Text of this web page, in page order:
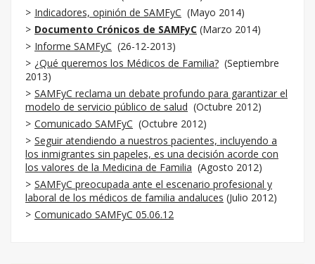
Indicadores, opinión de SAMFyC (Mayo 2014)
Documento Crónicos de SAMFyC (Marzo 2014)
Informe SAMFyC (26-12-2013)
¿Qué queremos los Médicos de Familia? (Septiembre
2013)
SAMFyC reclama un debate profundo para garantizar el
modelo de servicio público de salud (Octubre 2012)
Comunicado SAMFyC (Octubre 2012)
Seguir atendiendo a nuestros pacientes, incluyendo a
los inmigrantes sin papeles, es una decisión acorde con
los valores de la Medicina de Familia (Agosto 2012)
SAMFyC preocupada ante el escenario profesional y
laboral de los médicos de familia andaluces (Julio 2012)
Comunicado SAMFyC 05.06.12